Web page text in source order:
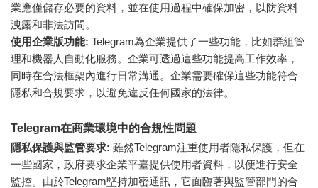
業應僅儲存必要的資料，並在使用過程中確保加密，以防資料
洩露和非法訪問。
使用企業版功能: Telegram為企業提供了一些功能，比如群組管
理和機器人自動化服務。企業可透過這些功能提高工作效率，
同時在合法框架內進行日常溝通。企業需要確保這些功能符合
隱私和合規要求，以避免違反任何國家的法律。
Telegram在商業環境中的合規性問題
隱私保護與監管要求: 雖然Telegram注重使用者隱私保護，但在
一些國家，政府要求企業平臺提供使用者資料，以便進行安全
監控。由於Telegram堅持加密通訊，它面臨著與監管部門的合